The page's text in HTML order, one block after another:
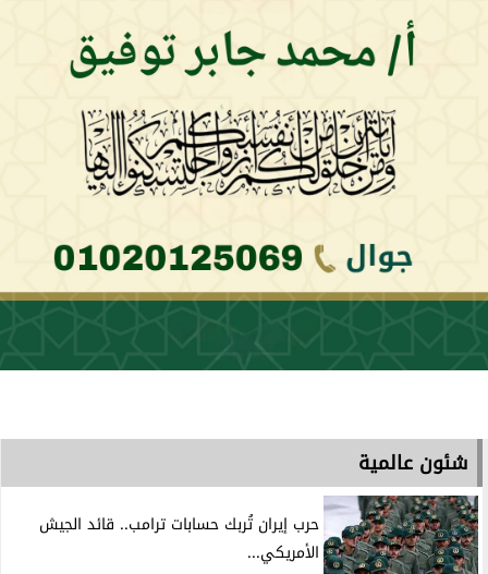
شئون عالمية
حرب إيران تُربك حسابات ترامب.. قائد الجيش
الأمريكي...